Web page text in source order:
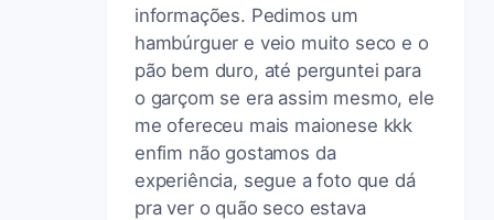
informações. Pedimos um
hambúrguer e veio muito seco e o
pão bem duro, até perguntei para
o garçom se era assim mesmo, ele
me ofereceu mais maionese kkk
enfim não gostamos da
experiência, segue a foto que dá
pra ver o quão seco estava